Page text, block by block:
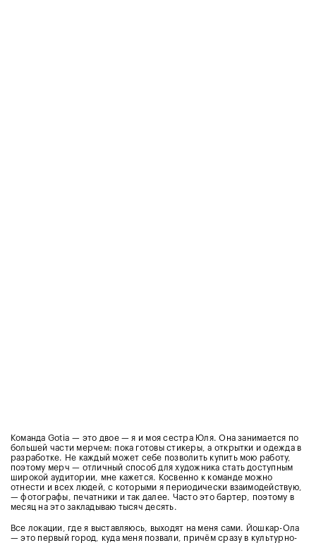
Команда Gotia — это двое — я и моя сестра Юля. Она занимается по
большей части мерчем: пока готовы стикеры, а открытки и одежда в
разработке. Не каждый может себе позволить купить мою работу,
поэтому мерч — отличный способ для художника стать доступным
широкой аудитории, мне кажется. Косвенно к команде можно
отнести и всех людей, с которыми я периодически взаимодействую,
— фотографы, печатники и так далее. Часто это бартер, поэтому в
месяц на это закладываю тысяч десять.
Все локации, где я выставляюсь, выходят на меня сами. Йошкар-Ола
— это первый город, куда меня позвали, причём сразу в культурно-